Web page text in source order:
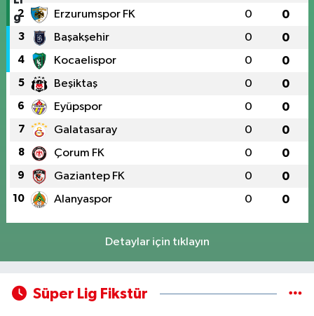
2 Erzurumspor FK 0 0
3 Başakşehir 0 0
4 Kocaelispor 0 0
5 Beşiktaş 0 0
6 Eyüpspor 0 0
7 Galatasaray 0 0
8 Çorum FK 0 0
9 Gaziantep FK 0 0
10 Alanyaspor 0 0
Detaylar için tıklayın
Süper Lig Fikstür